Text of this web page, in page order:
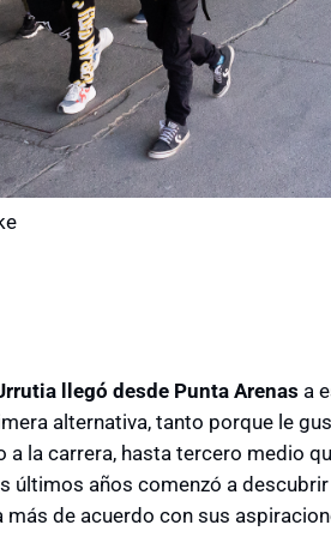
llegó desde Punta Arenas a
alternativa, tanto porque le
a la carrera, hasta tercero medio
últimos años comenzó a
de acuerdo con sus